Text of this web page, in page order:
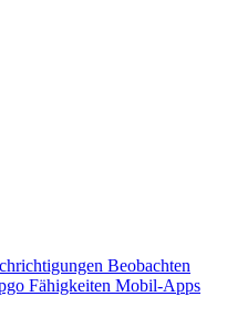
Beobachten
Fähigkeiten Mobil-Apps